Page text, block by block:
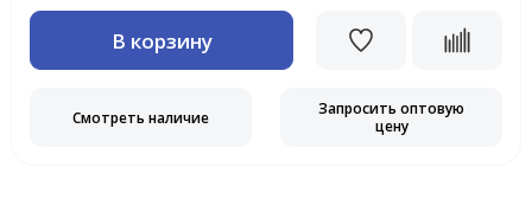
В корзину
Смотреть наличие
Запросить оптовую
цену